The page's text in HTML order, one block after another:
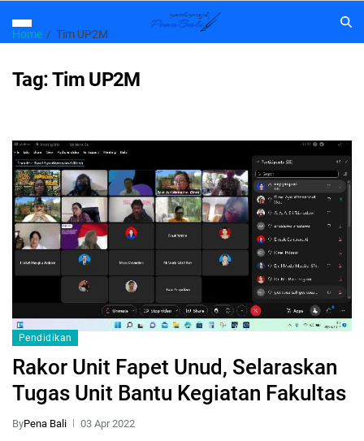
Home Tim UP2M
Tag:Tim UP2M
Pendidikan
Rakor Unit Fapet Unud, Selaraskan
Tugas Unit Bantu Kegiatan Fakultas
ByPena Bali 03 Apr 2022